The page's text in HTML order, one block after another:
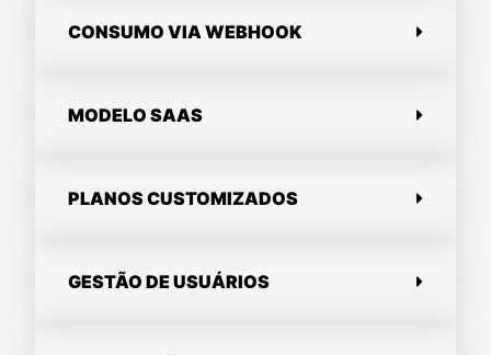
CONSUMO VIA WEBHOOK
MODELO SAAS
PLANOS CUSTOMIZADOS
GESTÃO DE USUÁRIOS